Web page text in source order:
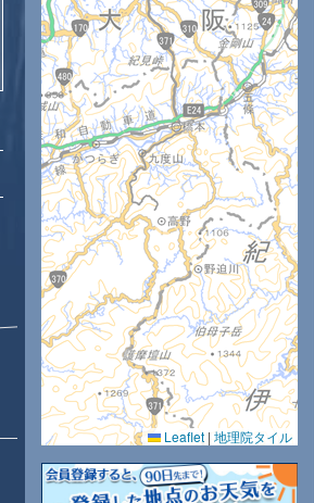
10時 11時 12時 13時 14時
33 35 36 36
72 66 61 59
Leaflet | 地理院タイル